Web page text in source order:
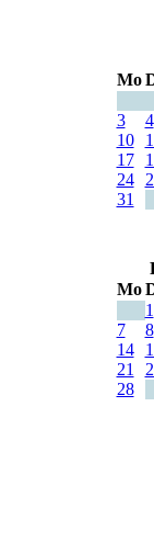
Mo
3
4
10
17
24
31
Mo
1
7
8
14
21
28